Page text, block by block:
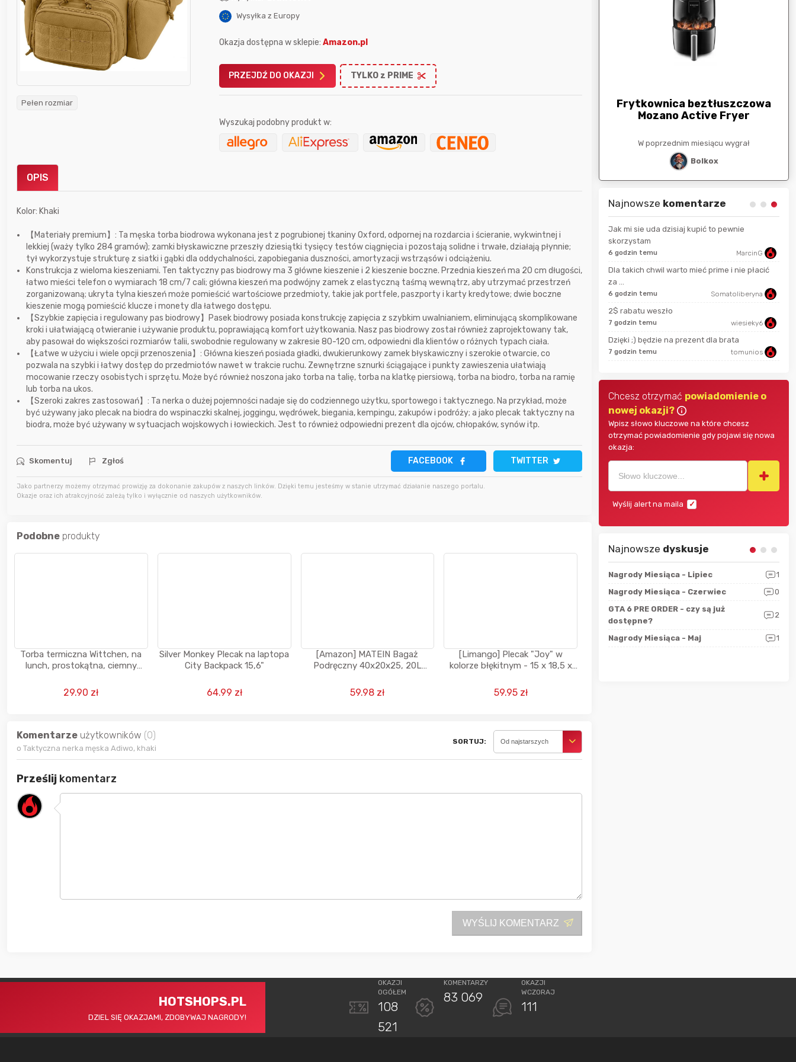
Pełen rozmiar
Wysyłka z Europy
Okazja dostępna w sklepie:Amazon.pl
PRZEJDŹ DO OKAZJI TYLKO z PRIME
Wyszukaj podobny produkt w:
OPIS
Kolor: Khaki
【Materiały premium】: Ta męska torba biodrowa wykonana jest z pogrubionej tkaniny Oxford, odpornej na rozdarcia i ścieranie, wykwintnej i
lekkiej (waży tylko 284 gramów); zamki błyskawiczne przeszły dziesiątki tysięcy testów ciągnięcia i pozostają solidne i trwałe, działają płynnie;
tył wykorzystuje strukturę z siatki i gąbki dla oddychalności, zapobiegania duszności, amortyzacji wstrząsów i odciążeniu.
Konstrukcja z wieloma kieszeniami. Ten taktyczny pas biodrowy ma 3 główne kieszenie i 2 kieszenie boczne. Przednia kieszeń ma 20 cm długości,
łatwo mieści telefon o wymiarach 18 cm/7 cali; główna kieszeń ma podwójny zamek z elastyczną taśmą wewnątrz, aby utrzymać przestrzeń
zorganizowaną; ukryta tylna kieszeń może pomieścić wartościowe przedmioty, takie jak portfele, paszporty i karty kredytowe; dwie boczne
kieszenie mogą pomieścić klucze i monety dla łatwego dostępu.
【Szybkie zapięcia i regulowany pas biodrowy】Pasek biodrowy posiada konstrukcję zapięcia z szybkim uwalnianiem, eliminującą skomplikowane
kroki i ułatwiającą otwieranie i używanie produktu, poprawiającą komfort użytkowania. Nasz pas biodrowy został również zaprojektowany tak,
aby pasował do większości rozmiarów talii, swobodnie regulowany w zakresie 80-120 cm, odpowiedni dla klientów o różnych typach ciała.
【Łatwe w użyciu i wiele opcji przenoszenia】: Główna kieszeń posiada gładki, dwukierunkowy zamek błyskawiczny i szerokie otwarcie, co
pozwala na szybki i łatwy dostęp do przedmiotów nawet w trakcie ruchu. Zewnętrzne sznurki ściągające i punkty zawieszenia ułatwiają
mocowanie rzeczy osobistych i sprzętu. Może być również noszona jako torba na talię, torba na klatkę piersiową, torba na biodro, torba na ramię
lub torba na ukos.
【Szeroki zakres zastosowań】: Ta nerka o dużej pojemności nadaje się do codziennego użytku, sportowego i taktycznego. Na przykład, może
być używany jako plecak na biodra do wspinaczki skalnej, joggingu, wędrówek, biegania, kempingu, zakupów i podróży; a jako plecak taktyczny na
biodra, może być używany w sytuacjach wojskowych i łowieckich. Jest to również odpowiedni prezent dla ojców, chłopaków, synów itp.
Skomentuj Zgłoś FACEBOOK TWITTER
Jako partnerzy możemy otrzymać prowizję za dokonanie zakupów z naszych linków. Dzięki temu jesteśmy w stanie utrzymać działanie naszego portalu.
Okazje oraz ich atrakcyjność zależą tylko i wyłącznie od naszych użytkowników.
Podobne produkty
Torba termiczna Wittchen, na
lunch, prostokątna, ciemny
29.90 zł
Silver Monkey Plecak na laptopa
City Backpack 15,6"
64.99 zł
[Amazon] MATEIN Bagaż
Podręczny 40x20x25, 20L
DOSTAWA - PRIME AMAZON)
59.98 zł
[Limango] Plecak "Joy" w
kolorze błękitnym - 15 x 18,5 x
59.95 zł
Komentarze użytkowników (0)
o Taktyczna nerka męska Adiwo, khaki
SORTUJ: Od najstarszych
Prześlij komentarz
WYŚLIJ KOMENTARZ
Gofrownica GÖTZE & JENSEN
Karta podarunkowa
Karta podarunkowa
Frytkownica beztłuszczowa
Mozano Active Fryer
W poprzednim miesiącu wygrał
Bolkox
Najnowsze komentarze
6 godzin temu MarcinG
6 godzin temu Somatoliberyna
7 godzin temu wiesieky6
7 godzin temu tomunios
13 sekund temu wiedzma
godzinę temu adambak
3 godziny temu Ays
3 godziny temu kkk
666aro666
6 godzin temu JackHammer
6 godzin temu
6 godzin temu sudi242
Jak mi sie uda dzisiaj kupić to pewnie
skorzystam
6 godzin temu MarcinG
Dla takich chwil warto mieć prime i nie płacić
za ...
6 godzin temu Somatoliberyna
2$ rabatu weszło
7 godzin temu wiesieky6
Dzięki ;) będzie na prezent dla brata
7 godzin temu tomunios
Chcesz otrzymać powiadomienie o
nowej okazji?
Wpisz słowo kluczowe na które chcesz
otrzymać powiadomienie gdy pojawi się nowa
okazja:
Wyślij alert na maila
Najnowsze dyskusje
Nagrody Miesiąca - Lipiec
1
Nagrody Miesiąca - Czerwiec
0
GTA 6 PRE ORDER - czy są już
dostępne?
2
Nagrody Miesiąca - Maj 1
HOTSHOPS.PL
DZIEL SIĘ OKAZJAMI, ZDOBYWAJ NAGRODY!
OKAZJI
OGÓŁEM
108
521
KOMENTARZY
83 069
OKAZJI
WCZORAJ
111